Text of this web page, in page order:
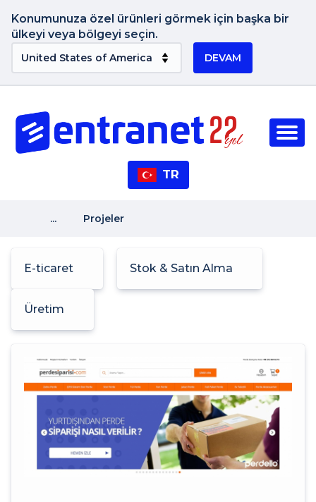
Konumunuza özel ürünleri görmek için başka bir
ülkeyi veya bölgeyi seçin.
DEVAM
TR
... Projeler
E-ticaret Stok & Satın Alma
Üretim